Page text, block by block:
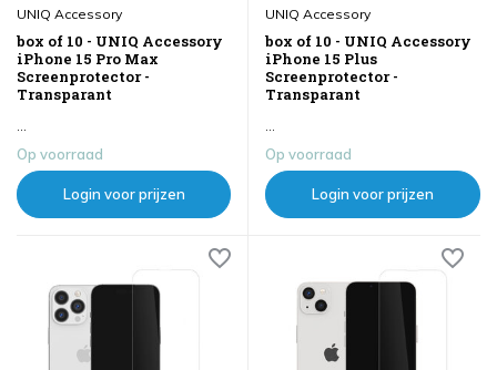
UNIQ Accessory
box of 10 - UNIQ Accessory
iPhone 15 Pro Max
Screenprotector -
Transparant
Op voorraad
Login voor prijzen
UNIQ Accessory
box of 10 - UNIQ Accessory
iPhone 15 Plus
Screenprotector -
Transparant
...
Op voorraad
Login voor prijzen